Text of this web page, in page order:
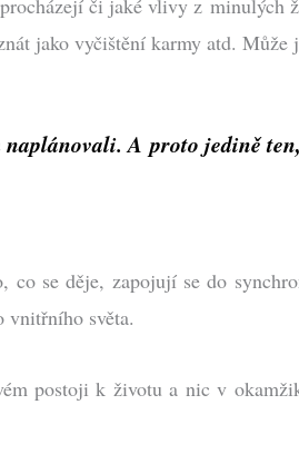
či jaké vlivy z minulých
jako vyčištění karmy atd.
naplánovali. A proto jedině
se děje, zapojují se do
vnitřního světa.
postoji k životu a nic v